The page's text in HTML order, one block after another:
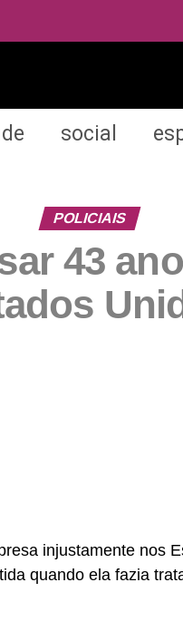
social
POLICIAIS
43
injustamente nos
quando ela fazia